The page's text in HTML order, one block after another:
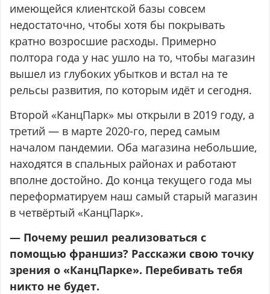
имеющейся клиентской базы совсем
недостаточно, чтобы хотя бы покрывать
кратно возросшие расходы. Примерно
полтора года у нас ушло на то, чтобы магазин
вышел из глубоких убытков и встал на те
рельсы развития, по которым идёт и сегодня.
Второй «КанцПарк» мы открыли в 2019 году, а
третий — в марте 2020-го, перед самым
началом пандемии. Оба магазина небольшие,
находятся в спальных районах и работают
вполне достойно. До конца текущего года мы
переформатируем наш самый старый магазин
в четвёртый «КанцПарк».
— Почему решил реализоваться с
помощью франшиз? Расскажи свою точку
зрения о «КанцПарке». Перебивать тебя
никто не будет.